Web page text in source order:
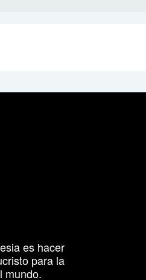
es hacer
para la
mundo.